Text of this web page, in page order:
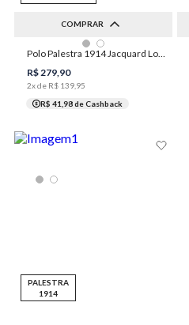
COMPRAR
XGG 1XGG
R$ 279 90
2x de R$ 139 95
R$ 41,98de Cashback
PALESTRA
1914